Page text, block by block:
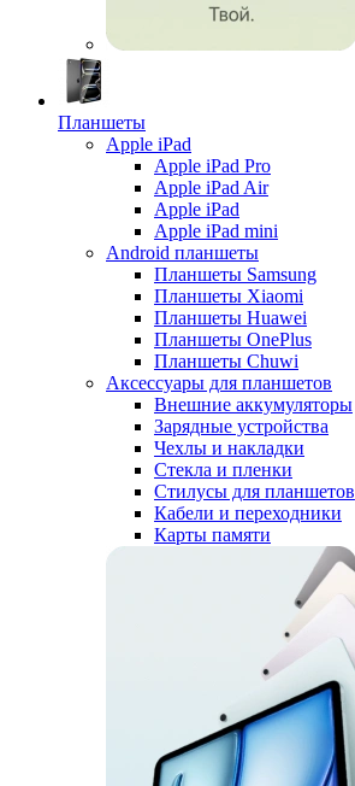
Планшеты
Apple iPad
Apple iPad Pro
Apple iPad Air
Apple iPad
Apple iPad mini
Android планшеты
Планшеты Samsung
Планшеты Xiaomi
Планшеты Huawei
Планшеты OnePlus
Планшеты Chuwi
Аксессуары для планшетов
Внешние аккумуляторы
Зарядные устройства
Чехлы и накладки
Стекла и пленки
Стилусы для планшетов
Кабели и переходники
Карты памяти